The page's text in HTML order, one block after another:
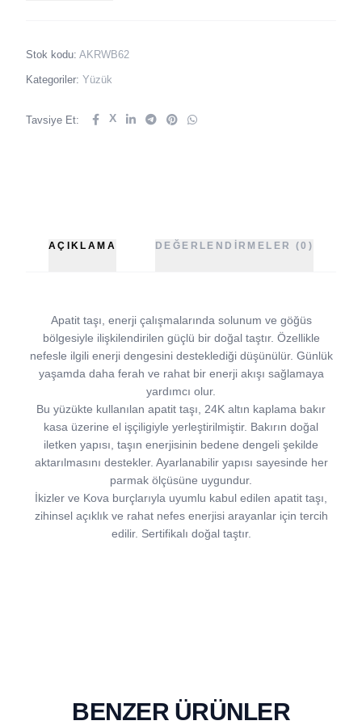
Stok kodu: AKRWB62
Kategoriler: Yüzük
Tavsiye Et: X
AÇIKLAMA DEĞERLENDIRMELER (0)
Apatit taşı, enerji çalışmalarında solunum ve göğüs
bölgesiyle ilişkilendirilen güçlü bir doğal taştır. Özellikle
nefesle ilgili enerji dengesini desteklediği düşünülür. Günlük
yaşamda daha ferah ve rahat bir enerji akışı sağlamaya
yardımcı olur.
Bu yüzükte kullanılan apatit taşı, 24K altın kaplama bakır
kasa üzerine el işçiligiyle yerleştirilmiştir. Bakırın doğal
iletken yapısı, taşın enerjisinin bedene dengeli şekilde
aktarılmasını destekler. Ayarlanabilir yapısı sayesinde her
parmak ölçüsüne uygundur.
İkizler ve Kova burçlarıyla uyumlu kabul edilen apatit taşı,
zihinsel açıklık ve rahat nefes enerjisi arayanlar için tercih
edilir. Sertifikalı doğal taştır.
BENZER ÜRÜNLER